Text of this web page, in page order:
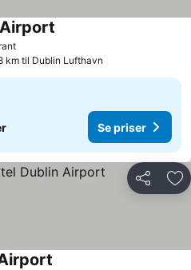
km til Dublin Lufthavn
Se priser
Del